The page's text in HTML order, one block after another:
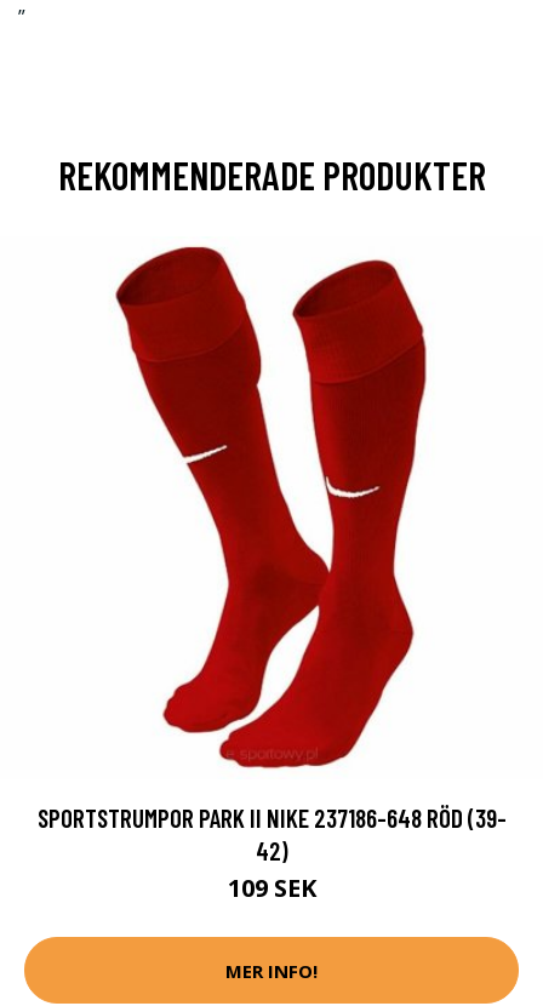
”
REKOMMENDERADE PRODUKTER
SPORTSTRUMPOR PARK II NIKE 237186-648 RÖD (39-
42)
109 SEK
MER INFO!